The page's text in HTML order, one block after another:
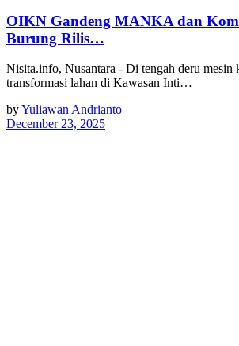
OIKN Gandeng MANKA dan
Burung Rilis…
Nisita.info, Nusantara - Di tengah deru mesin
transformasi lahan di Kawasan Inti…
byYuliawan Andrianto
December 23, 2025